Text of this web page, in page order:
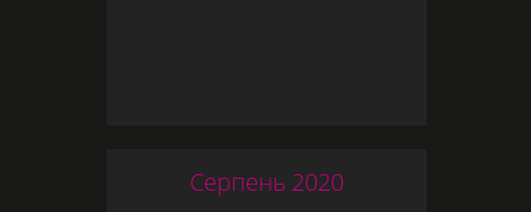
Серпень 2020